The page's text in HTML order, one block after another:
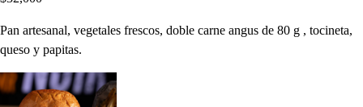
Pan artesanal, vegetales frescos, doble carne angus de 80 g , tocineta,
queso y papitas.